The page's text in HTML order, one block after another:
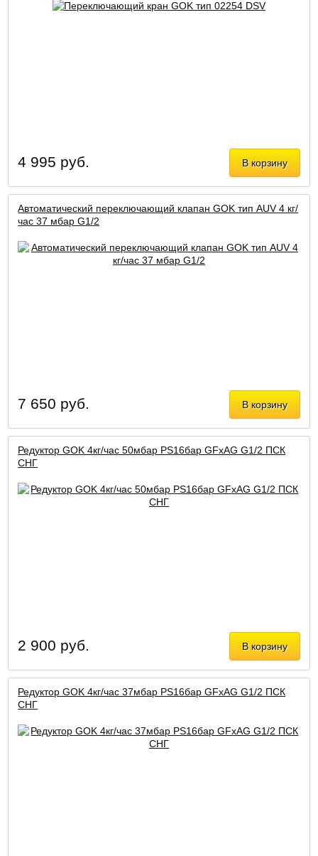
В корзину
4 995 руб.
Автоматический переключающий клапан GOK тип AUV 4 кг/
час 37 мбар G1/2
В корзину
7 650 руб.
Редуктор GOK 4кг/час 50мбар PS16бар GFxAG G1/2 ПСК
СНГ
В корзину
2 900 руб.
Редуктор GOK 4кг/час 37мбар PS16бар GFxAG G1/2 ПСК
СНГ